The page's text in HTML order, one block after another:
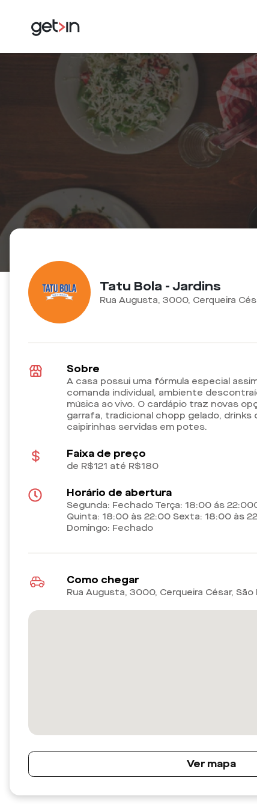
Tatu Bola - Jardins
Rua Augusta, 3000, Cerqueira
Sobre
A casa possui uma fórmula especial
comanda individual, ambiente
música ao vivo. O cardápio traz novas
garrafa, tradicional chopp gelado, drinks
caipirinhas servidas em potes.
Faixa de preço
de R$121 até R$180
Horário de abertura
Segunda: Fechado Terça: 18:00 ás
Quinta: 18:00 às 22:00 Sexta: 18:00 às
Domingo: Fechado
Como chegar
Rua Augusta, 3000, Cerqueira César, São
Ver mapa